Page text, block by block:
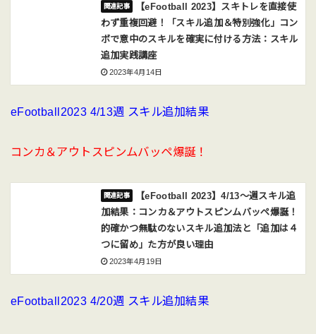
【eFootball 2023】スキトレを直接使
わず重複回避！「スキル追加＆特別強化」コン
ボで意中のスキルを確実に付ける方法：スキル
追加実践講座
2023年4月14日
eFootball2023 4/13週 スキル追加結果
コンカ＆アウトスピンムバッペ爆誕！
【eFootball 2023】4/13〜週スキル追
加結果：コンカ＆アウトスピンムバッペ爆誕！
的確かつ無駄のないスキル追加法と「追加は４
つに留め」た方が良い理由
2023年4月19日
eFootball2023 4/20週 スキル追加結果